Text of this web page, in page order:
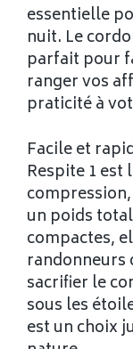
essentielle
nuit. Le
parfait pour
ranger vos
praticité à
Facile et
Respite 1 est
un poids
compactes,
sacrifier le
sous les
est un choix